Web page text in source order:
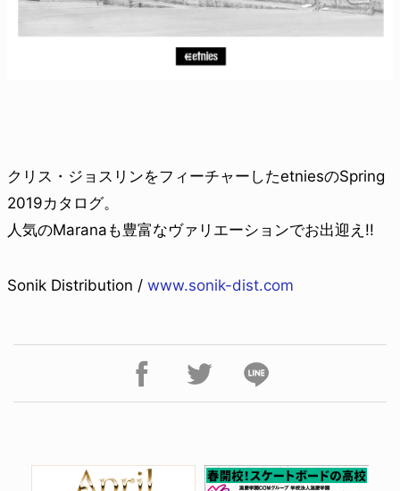
クリス・ジョスリンをフィーチャーしたetniesのSpring
2019カタログ。
人気のMaranaも豊富なヴァリエーションでお出迎え!!
Sonik Distribution / www.sonik-dist.com